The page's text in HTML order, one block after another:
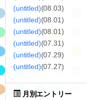
ギャラリー
最近の投稿
(untitled)(08.07)